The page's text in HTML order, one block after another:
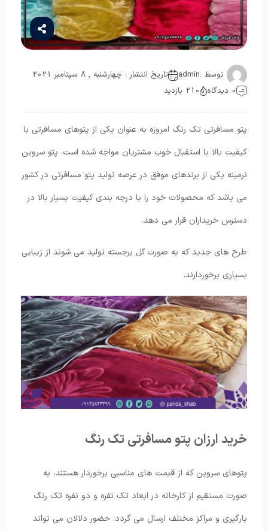
توسط :admin
تاریخ انتشار : چهارشنبه , 8 سپتامبر 2021
0 دیدگاه
210 بازدید
پتو مسافرتی تک رنگ امروزه به عنوان یکی از پتوهای مسافرتی با
کیفیت بالا با استقبال خوب مشتریان مواجه شده است. پتو سروین
نرمینه یکی از برندهای موفق در عرصه تولید پتو مسافرتی در کشور
می باشد که محصولات خود را با درجه بندی کیفیت بسیار بالا در
دسترس خریداران قرار می دهد.
طرح های جدید که به صورت گل برجسته تولید می شوند از زیبایی
بسیاری برخوردارند.
خرید ارزان پتو مسافرتی تک رنگ
پتوهای سروین که از قیمت های مناسبی برخوردار هستند، به
صورت مستقیم از کارخانه در ابعاد تک نفره و دو نفره تک رنگ
بارگیری و مراکز مختلف ارسال می گردد. حضور دلالان می تواند